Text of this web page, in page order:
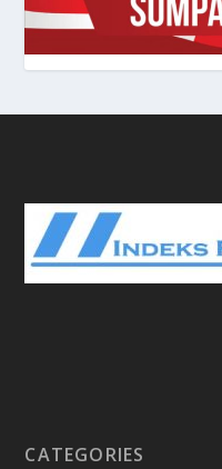
CATEGORIES